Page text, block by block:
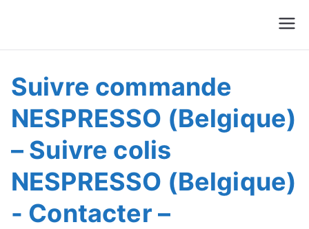
Suivre Colis - Suivre
Commande
Suivre commande
NESPRESSO (Belgique)
– Suivre colis
NESPRESSO (Belgique)
- Contacter –